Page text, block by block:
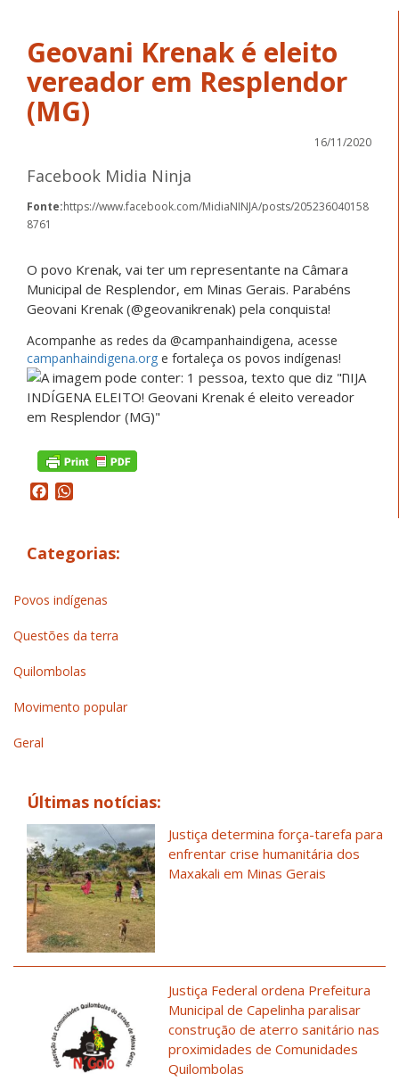
Geovani Krenak é eleito
vereador em Resplendor
(MG)
16/11/2020
Facebook Midia Ninja
Fonte:https://www.facebook.com/MidiaNINJA/posts/205236040158
8761
O povo Krenak, vai ter um representante na Câmara
Municipal de Resplendor, em Minas Gerais. Parabéns
Geovani Krenak (@geovanikrenak) pela conquista!
Acompanhe as redes da @campanhaindigena, acesse
campanhaindigena.org e fortaleça os povos indígenas!
Facebook
Categorias:
Povos indígenas
Questões da terra
Quilombolas
Movimento popular
Geral
Últimas notícias:
Justiça determina força-tarefa para
enfrentar crise humanitária dos
Maxakali em Minas Gerais
Justiça Federal ordena Prefeitura
Municipal de Capelinha paralisar
construção de aterro sanitário nas
proximidades de Comunidades
Quilombolas